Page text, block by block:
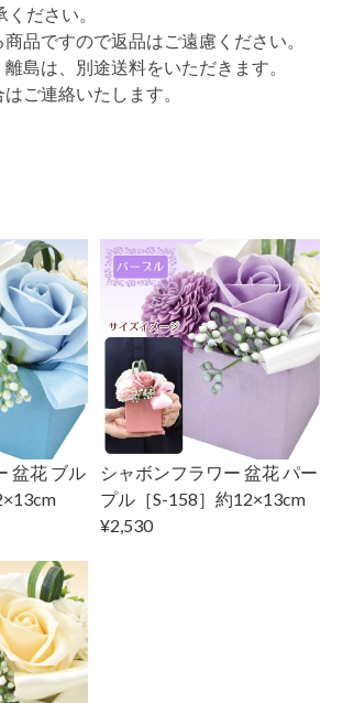
ださい。
品ですので返品はご遠慮ください。
島は、別途送料をいただきます。
ご連絡いたします。
盆花 ブル
シャボンフラワー 盆花 パー
プル［S-158］約12×13cm
¥2,530